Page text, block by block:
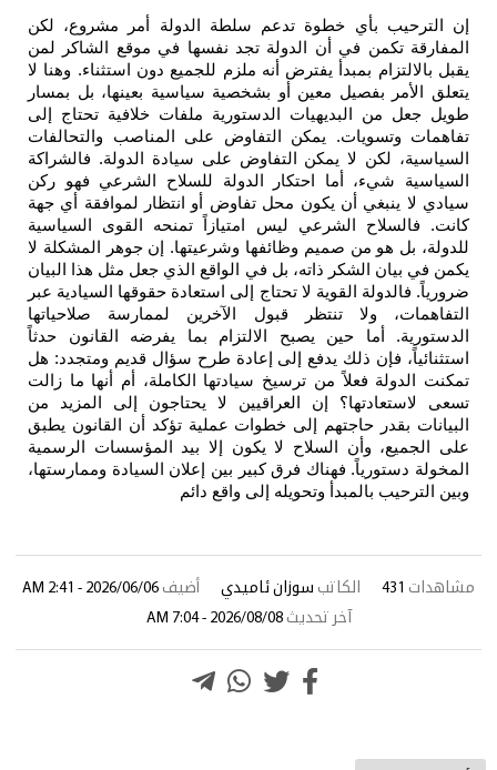
إن الترحيب بأي خطوة تدعم سلطة الدولة أمر مشروع، لكن
المفارقة تكمن في أن الدولة تجد نفسها في موقع الشاكر لمن
يقبل بالالتزام بمبدأ يفترض أنه ملزم للجميع دون استثناء. وهنا لا
يتعلق الأمر بفصيل معين أو بشخصية سياسية بعينها، بل بمسار
طويل جعل من البديهيات الدستورية ملفات خلافية تحتاج إلى
تفاهمات وتسويات. يمكن التفاوض على المناصب والتحالفات
السياسية، لكن لا يمكن التفاوض على سيادة الدولة. فالشراكة
السياسية شيء، أما احتكار الدولة للسلاح الشرعي فهو ركن
سيادي لا ينبغي أن يكون محل تفاوض أو انتظار لموافقة أي جهة
كانت. فالسلاح الشرعي ليس امتيازاً تمنحه القوى السياسية
للدولة، بل هو من صميم وظائفها وشرعيتها. إن جوهر المشكلة لا
يكمن في بيان الشكر ذاته، بل في الواقع الذي جعل مثل هذا البيان
ضرورياً. فالدولة القوية لا تحتاج إلى استعادة حقوقها السيادية عبر
التفاهمات، ولا تنتظر قبول الآخرين لممارسة صلاحياتها
الدستورية. أما حين يصبح الالتزام بما يفرضه القانون حدثاً
استثنائياً، فإن ذلك يدفع إلى إعادة طرح سؤال قديم ومتجدد: هل
تمكنت الدولة فعلاً من ترسيخ سيادتها الكاملة، أم أنها ما زالت
تسعى لاستعادتها؟ إن العراقيين لا يحتاجون إلى المزيد من
البيانات بقدر حاجتهم إلى خطوات عملية تؤكد أن القانون يطبق
على الجميع، وأن السلاح لا يكون إلا بيد المؤسسات الرسمية
المخولة دستورياً. فهناك فرق كبير بين إعلان السيادة وممارستها،
وبين الترحيب بالمبدأ وتحويله إلى واقع دائم
مشاهدات 431 الكاتب سوزان ئاميدي أضيف 2026/06/06 - 2:41 AM
آخر تحديث 2026/08/08 - 7:04 AM